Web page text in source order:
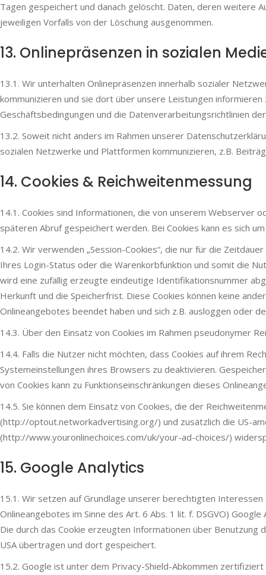
Tagen gespeichert und danach gelöscht. Daten, deren weitere
jeweiligen Vorfalls von der Löschung ausgenommen.
13. Online­präsenzen in sozialen
13.1. Wir unterhalten Onlinepräsenzen innerhalb sozialer
kommunizieren und sie dort über unsere Leistungen
Geschäftsbedingungen und die Datenverarbeitungsrichtlinien
13.2. Soweit nicht anders im Rahmen unserer
sozialen Netzwerke und Plattformen kommunizieren, z.B.
14. Cookies & Reichweiten­messung
14.1. Cookies sind Informationen, die von unserem
späteren Abruf gespeichert werden. Bei Cookies kann es sich
14.2. Wir verwenden „Session-Cookies“, die nur für die
Ihres Login-Status oder die Warenkorbfunktion und somit die
wird eine zufällig erzeugte eindeutige Identifikationsnummer
Herkunft und die Speicherfrist. Diese Cookies können keine
Onlineangebotes beendet haben und sich z.B. ausloggen oder
14.3. Über den Einsatz von Cookies im Rahmen pseudonymer
14.4. Falls die Nutzer nicht möchten, dass Cookies auf ihrem
Systemeinstellungen ihres Browsers zu deaktivieren.
von Cookies kann zu Funktionseinschränkungen dieses
14.5. Sie können dem Einsatz von Cookies, die der
(http://optout.networkadvertising.org/) und zusätzlich die US-
(http://www.youronlinechoices.com/uk/your-ad-choices/)
15. Google Analytics
15.1. Wir setzen auf Grundlage unserer berechtigten
Onlineangebotes im Sinne des Art. 6 Abs. 1 lit. f. DSGVO)
Die durch das Cookie erzeugten Informationen über
USA übertragen und dort gespeichert.
15.2. Google ist unter dem Privacy-Shield-Abkommen